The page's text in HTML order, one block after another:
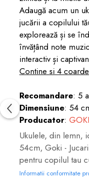
Adaugă acum un
jucării a copilului
explorează și se
învățând note
interactiv și
Contine si 4
Recomandare: 5
Dimensiune: 54
Producator: GOKI
Ukulele, din lemn,
54cm, Goki -
pentru copilul tau
Informatii conformitate